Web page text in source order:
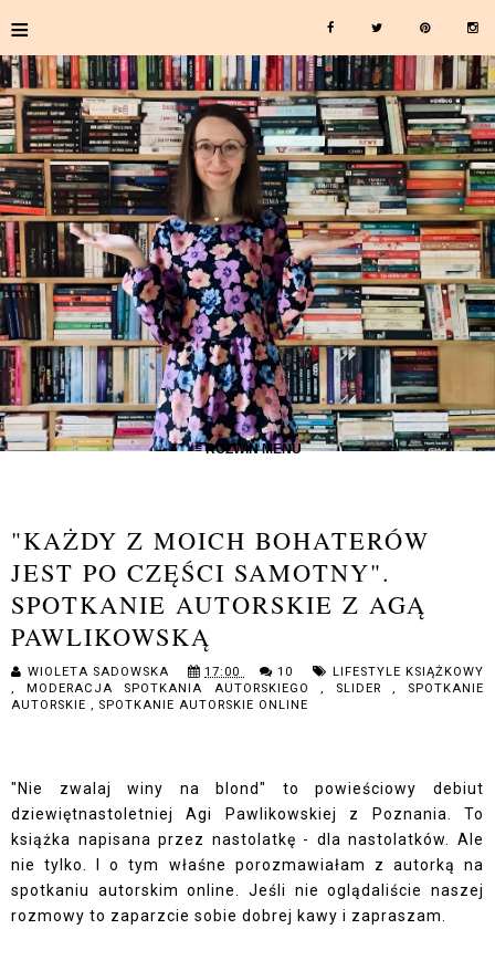
≡
≡ ROZWIŃ MENU
"KAŻDY Z MOICH BOHATERÓW
JEST PO CZĘŚCI SAMOTNY".
SPOTKANIE AUTORSKIE Z AGĄ
PAWLIKOWSKĄ
WIOLETA SADOWSKA 17:00 10
LIFESTYLE KSIĄŻKOWY
,
MODERACJA SPOTKANIA AUTORSKIEGO, SLIDER, SPOTKANIE
AUTORSKIE , SPOTKANIE AUTORSKIE ONLINE
"Nie zwalaj winy na blond" to powieściowy debiut
dziewiętnastoletniej Agi Pawlikowskiej z Poznania. To
książka napisana przez nastolatkę - dla nastolatków. Ale
nie tylko. I o tym właśne porozmawiałam z autorką na
spotkaniu autorskim online. Jeśli nie oglądaliście naszej
rozmowy to zaparzcie sobie dobrej kawy i zapraszam.